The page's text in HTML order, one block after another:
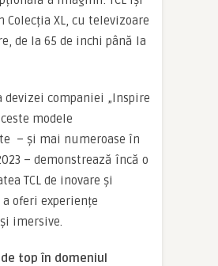
Colecția XL, cu televizoare
de la 65 de inchi până la
companiei „Inspire
modele
– și mai numeroase în
– demonstrează încă o
TCL de inovare și
oferi experiențe
imersive.
top în domeniul